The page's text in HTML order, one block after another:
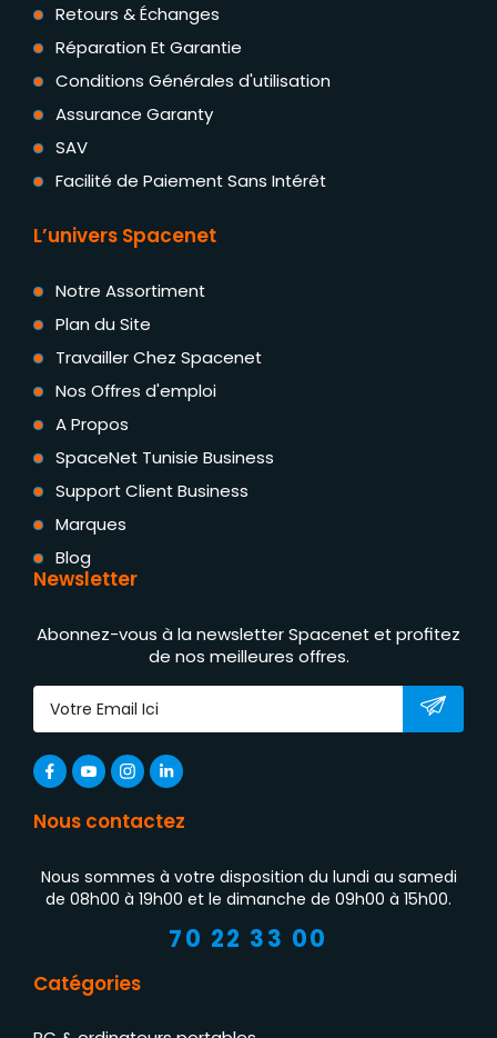
Retours & Échanges
Réparation Et Garantie
Conditions Générales d'utilisation
Assurance Garanty
SAV
Facilité de Paiement Sans Intérêt
L’univers Spacenet
Notre Assortiment
Plan du Site
Travailler Chez Spacenet
Nos Offres d'emploi
A Propos
SpaceNet Tunisie Business
Support Client Business
Marques
Blog
Newsletter
Abonnez-vous à la newsletter Spacenet et profitez
de nos meilleures offres.
Nous contactez
Nous sommes à votre disposition du lundi au samedi
de 08h00 à 19h00 et le dimanche de 09h00 à 15h00.
70 22 33 00
Catégories